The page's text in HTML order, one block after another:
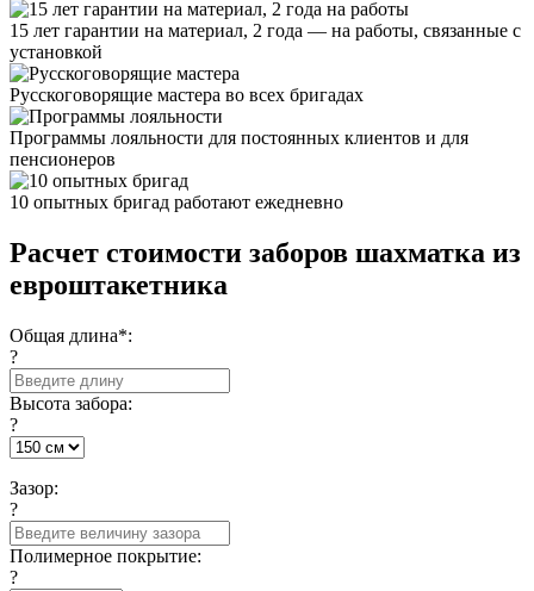
15 лет гарантии на материал, 2 года — на работы, связанные с
установкой
Русскоговорящие мастера во всех бригадах
Программы лояльности для постоянных клиентов и для
пенсионеров
10 опытных бригад работают ежедневно
Расчет стоимости заборов шахматка из
евроштакетника
Общая длина*:
?
Высота забора:
?
Зазор:
?
Полимерное покрытие:
?